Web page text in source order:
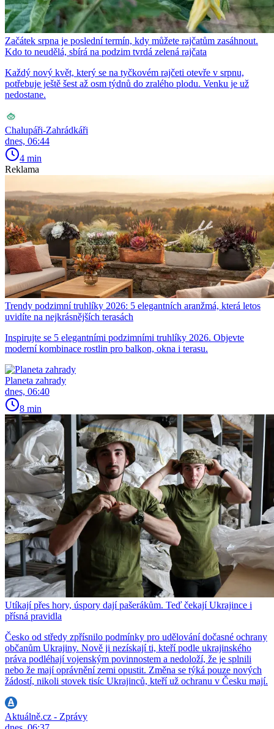
Začátek srpna je poslední termín, kdy můžete rajčatům zasáhnout.
Kdo to neudělá, sbírá na podzim tvrdá zelená rajčata
Každý nový květ, který se na tyčkovém rajčeti otevře v srpnu,
potřebuje ještě šest až osm týdnů do zralého plodu. Venku je už
nedostane.
Chalupáři-Zahrádkáři
dnes, 06:44
4 min
Reklama
Trendy podzimní truhlíky 2026: 5 elegantních aranžmá, která letos
uvidíte na nejkrásnějších terasách
Inspirujte se 5 elegantními podzimními truhlíky 2026. Objevte
moderní kombinace rostlin pro balkon, okna i terasu.
Planeta zahrady
dnes, 06:40
8 min
Utíkají přes hory, úspory dají pašerákům. Teď čekají Ukrajince i
přísná pravidla
Česko od středy zpřísnilo podmínky pro udělování dočasné ochrany
občanům Ukrajiny. Nově ji nezískají ti, kteří podle ukrajinského
práva podléhají vojenským povinnostem a nedoloží, že je splnili
nebo že mají oprávnění zemi opustit. Změna se týká pouze nových
žádostí, nikoli stovek tisíc Ukrajinců, kteří už ochranu v Česku mají.
Aktuálně.cz - Zprávy